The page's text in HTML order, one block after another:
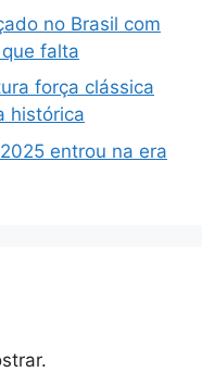
no Brasil com
falta
força clássica
histórica
entrou na era